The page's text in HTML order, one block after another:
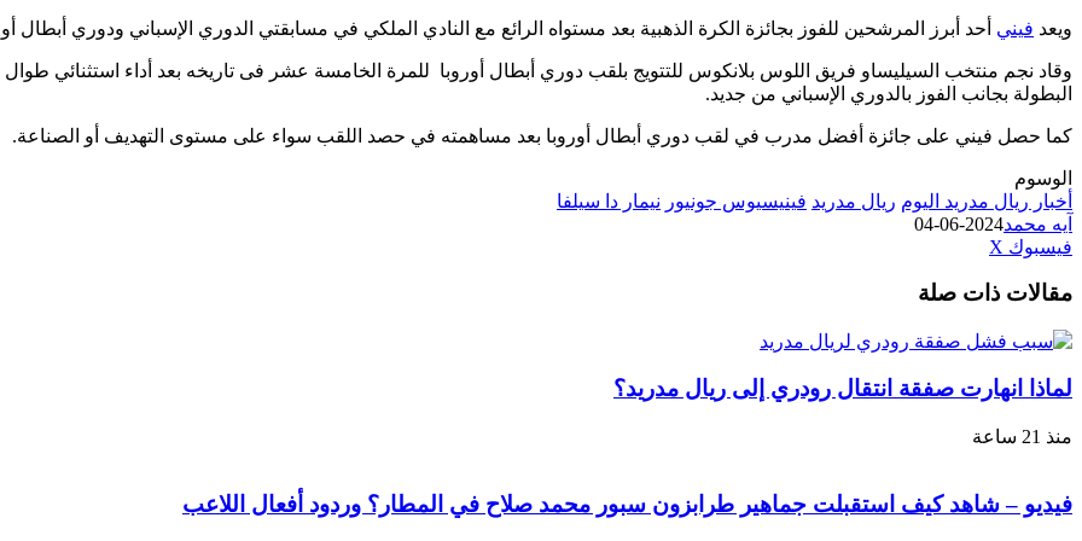
ويعد فيني أحد أبرز المرشحين للفوز بجائزة الكرة الذهبية بعد مستواه الرائع مع النادي الملكي في مسابقتي الدوري الإسباني ودوري أبطال
وقاد نجم منتخب السيليساو فريق اللوس بلانكوس للتتويج بلقب دوري أبطال أوروبا للمرة الخامسة عشر فى تاريخه بعد أداء استثنائي طوال
البطولة بجانب الفوز بالدوري الإسباني من جديد.
كما حصل فيني على جائزة أفضل مدرب في لقب دوري أبطال أوروبا بعد مساهمته في حصد اللقب سواء على مستوى التهديف أو الصناعة.
الوسوم
أخبار ريال مدريد اليوم ريال مدريد فينيسيوس جونيور نيمار دا سيلفا
آيه محمد2024-06-04
فيسبوك ‫X
البريد
مقالات ذات صلة
لماذا انهارت صفقة انتقال رودري إلى ريال مدريد؟
منذ 21 ساعة
فيديو – شاهد كيف استقبلت جماهير طرابزون سبور محمد صلاح في المطار؟ وردود أفعال اللاعب